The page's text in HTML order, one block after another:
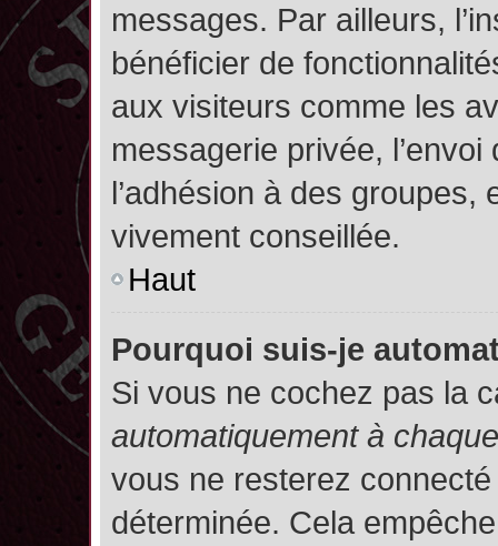
messages. Par ailleurs,
bénéficier de
aux visiteurs comme les
messagerie privée,
l’adhésion à des groupes,
vivement conseillée.
Haut
Pourquoi suis-je
Si vous ne cochez pas la
automatiquement à
vous ne resterez
déterminée. Cela